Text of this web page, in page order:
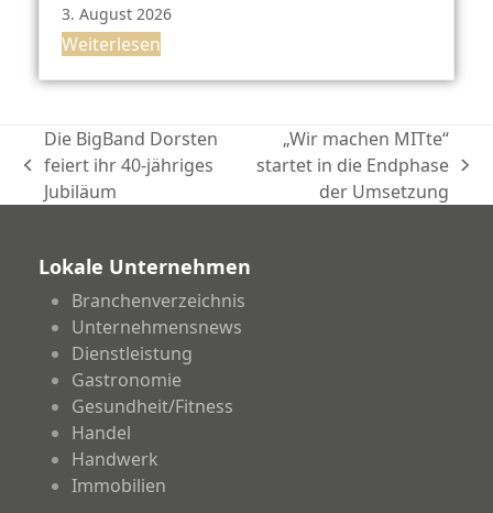
3. August 2026
Weiterlesen
vorheriger
Beitrag:
Die BigBand Dorsten
feiert ihr 40-jähriges
Jubiläum
Nächster
Beitrag:
„Wir machen MITte“
startet in die Endphase
der Umsetzung
Lokale Unternehmen
Branchenverzeichnis
Unternehmensnews
Dienstleistung
Gastronomie
Gesundheit/Fitness
Handel
Handwerk
Immobilien